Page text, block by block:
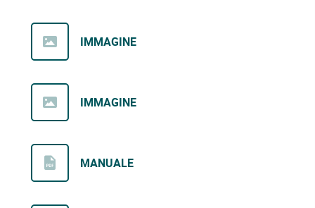
IMMAGINE
IMMAGINE
MANUALE